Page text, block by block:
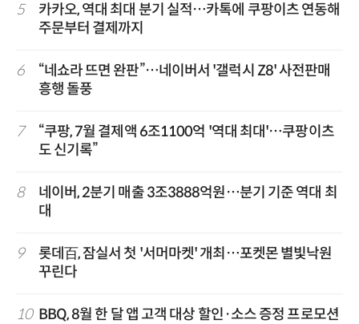
5
카카오, 역대 최대 분기 실적…카톡에 쿠팡이츠 연동해
주문부터 결제까지
6
“네쇼라 뜨면 완판”…네이버서 '갤럭시 Z8' 사전판매
흥행 돌풍
7
“쿠팡, 7월 결제액 6조1100억 '역대 최대'…쿠팡이츠
도 신기록”
8
네이버, 2분기 매출 3조3888억원…분기 기준 역대 최
대
9
롯데百, 잠실서 첫 '서머마켓' 개최…포켓몬 별빛낙원
꾸린다
10 BBQ, 8월 한 달 앱 고객 대상 할인·소스 증정 프로모션